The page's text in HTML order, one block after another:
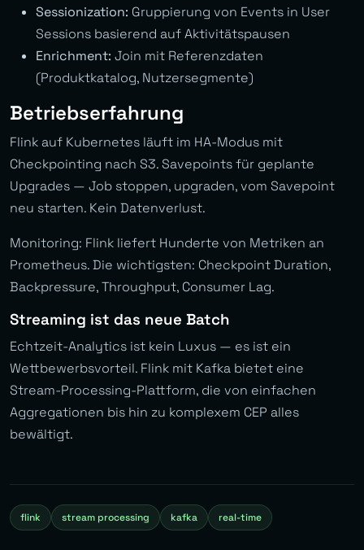
Sessionization: Gruppierung von Events in User
Sessions basierend auf Aktivitätspausen
Enrichment: Join mit Referenzdaten
(Produktkatalog, Nutzersegmente)
Betriebserfahrung
Flink auf Kubernetes läuft im HA-Modus mit
Checkpointing nach S3. Savepoints für geplante
Upgrades — Job stoppen, upgraden, vom Savepoint
neu starten. Kein Datenverlust.
Monitoring: Flink liefert Hunderte von Metriken an
Prometheus. Die wichtigsten: Checkpoint Duration,
Backpressure, Throughput, Consumer Lag.
Streaming ist das neue Batch
Echtzeit-Analytics ist kein Luxus — es ist ein
Wettbewerbsvorteil. Flink mit Kafka bietet eine
Stream-Processing-Plattform, die von einfachen
Aggregationen bis hin zu komplexem CEP alles
bewältigt.
flink stream processing kafka real-time